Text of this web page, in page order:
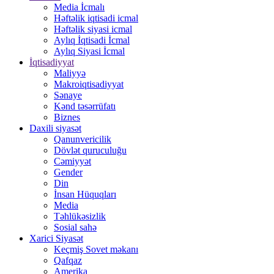
Media İcmalı
Həftəlik iqtisadi icmal
Həftəlik siyasi icmal
Aylıq İqtisadi İcmal
Aylıq Siyasi İcmal
İqtisadiyyat
Maliyyə
Makroiqtisadiyyat
Sənaye
Kənd təsərrüfatı
Biznes
Daxili siyasət
Qanunvericilik
Dövlət quruculuğu
Cəmiyyət
Gender
Din
İnsan Hüquqları
Media
Təhlükəsizlik
Sosial sahə
Xarici Siyasət
Keçmiş Sovet məkanı
Qafqaz
Amerika